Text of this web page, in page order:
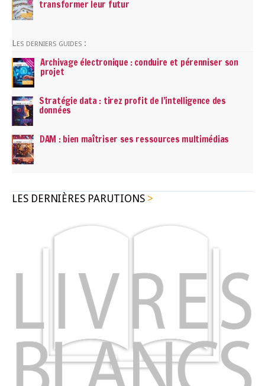
transformer leur futur
Les derniers guides :
Archivage électronique : conduire et pérenniser son
projet
Stratégie data : tirez profit de l’intelligence des
données
DAM : bien maîtriser ses ressources multimédias
LES DERNIÈRES PARUTIONS